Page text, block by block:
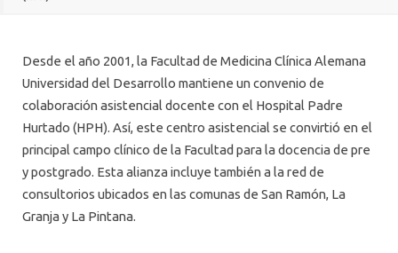
CLÍNICA ALEMANA
CLÍNICA UDD
Desde el año 2001, la Facultad de Medicina Clínica Alemana
Universidad del Desarrollo mantiene un convenio de
colaboración asistencial docente con el Hospital Padre
Hurtado (HPH). Así, este centro asistencial se convirtió en el
principal campo clínico de la Facultad para la docencia de pre
y postgrado. Esta alianza incluye también a la red de
consultorios ubicados en las comunas de San Ramón, La
Granja y La Pintana.